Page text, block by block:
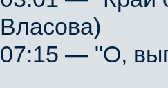
Власова)
07:15 — "О,